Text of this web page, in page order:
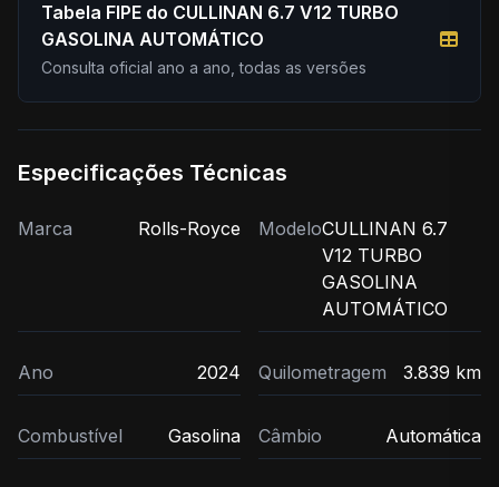
Tabela FIPE do CULLINAN 6.7 V12 TURBO
GASOLINA AUTOMÁTICO
Consulta oficial ano a ano, todas as versões
Especificações Técnicas
Marca Rolls-Royce ModeloCULLINAN 6.7
V12 TURBO
GASOLINA
AUTOMÁTICO
Ano 2024 Quilometragem 3.839 km
Combustível Gasolina Câmbio Automática